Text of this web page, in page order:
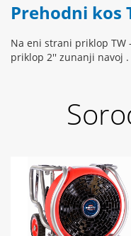
Prehodni kos
Na eni strani priklop TW
priklop 2'' zunanji navoj .